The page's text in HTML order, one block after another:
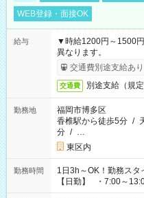
WEB登録・面接OK
給与
▼時給1200円～1500
異なります。
交通費別途支給あり
交通費 別途支給（規定
勤務地
福岡市博多区
香椎駅から徒歩5分 /
分 / …
東区内
勤務時間
1日3h～OK！勤務スタ
【日勤】 ・7:00～
～18:00 ・10:00～